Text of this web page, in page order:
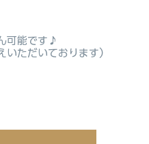
可能です♪
いただいております）